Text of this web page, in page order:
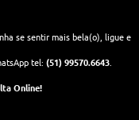
se sentir mais bela(o), ligue e
tel: (51) 99570.6643.
Online!